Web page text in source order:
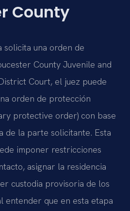
County
solicita una orden de
County Juvenile and
Court, el juez puede
orden de protección
protective order) con base
de la parte solicitante. Esta
imponer restricciones
asignar la residencia
custodia provisoria de los
entender que en esta etapa